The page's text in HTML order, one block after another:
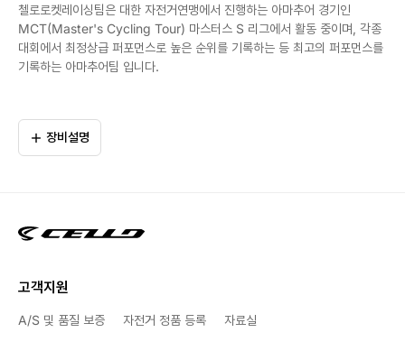
첼로로켓레이싱팀은 대한 자전거연맹에서 진행하는 아마추어 경기인
MCT(Master's Cycling Tour) 마스터스 S 리그에서 활동 중이며, 각종
대회에서 최정상급 퍼포먼스로 높은 순위를 기록하는 등 최고의 퍼포먼스를
기록하는 아마추어팀 입니다.
장비설명
고객지원
A/S 및 품질 보증 자전거 정품 등록 자료실